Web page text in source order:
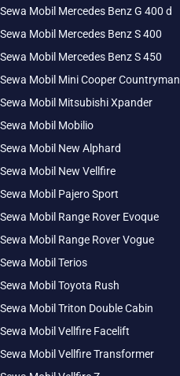
Sewa Mobil Mercedes Benz G 400 d
Sewa Mobil Mercedes Benz S 400
Sewa Mobil Mercedes Benz S 450
Sewa Mobil Mini Cooper Countryman
Sewa Mobil Mitsubishi Xpander
Sewa Mobil Mobilio
Sewa Mobil New Alphard
Sewa Mobil New Vellfire
Sewa Mobil Pajero Sport
Sewa Mobil Range Rover Evoque
Sewa Mobil Range Rover Vogue
Sewa Mobil Terios
Sewa Mobil Toyota Rush
Sewa Mobil Triton Double Cabin
Sewa Mobil Vellfire Facelift
Sewa Mobil Vellfire Transformer